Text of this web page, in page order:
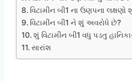
વિટામીન બી1 ના ઉણપના લક્ષણો
વિટામીન બી1 ને શું અવરોધે છે?
શું વિટામીન બી1 વધુ પડતુ
સારાંશ